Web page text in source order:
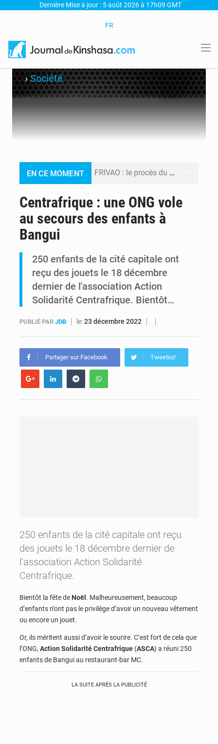
Dernière Mise à jour : 5 août 2026 à 17h09 GMT
FR
›Société
EN CE MOMENT FRIVAO : le procès du détournement de 325 millions de dollars reporté à la mi-août
FIFA : sous pression, Gianni Infantino convoque une réunion de crise au Maroc après l’échec de son projet de réforme
RDC : Christian Bosembe annonce la fermeture imminente de TikTok pour stopper la propagande de l’AFC-M23
Centrafrique : une ONG vole
au secours des enfants à
Bangui
250 enfants de la cité capitale ont
reçu des jouets le 18 décembre
dernier de l'association Action
Solidarité Centrafrique. Bientôt…
PUBLIÉ PAR JDB le:23 décembre 2022
Partager sur Facebook Tweetez!
250 enfants de la cité capitale ont reçu
des jouets le 18 décembre dernier de
l’association Action Solidarité
Centrafrique.
Bientôt la fête de Noël . Malheureusement, beaucoup
d’enfants n’ont pas le privilège d’avoir un nouveau vêtement
ou encore un jouet.
Or, ils méritent aussi d’avoir le sourire. C’est fort de cela que
l’ONG, Action Solidarité Centrafrique (ASCA) a réuni 250
enfants de Bangui au restaurant-bar MC.
LA SUITE APRÈS LA PUBLICITÉ